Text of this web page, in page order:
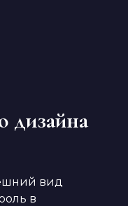
дизайна
вид
в